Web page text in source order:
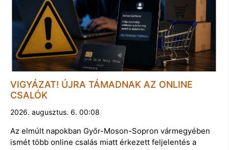
VIGYÁZAT! ÚJRA TÁMADNAK AZ ONLINE
CSALÓK
2026. augusztus. 6. 00:08
Az elmúlt napokban Győr-Moson-Sopron vármegyében
ismét több online csalás miatt érkezett feljelentés a